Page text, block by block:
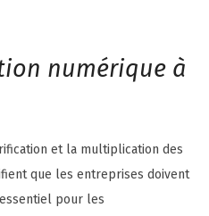
numérique à
et la multiplication des
que les entreprises doivent
pour les